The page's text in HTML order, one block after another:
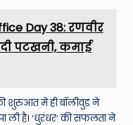
Day 38: रणवीर
पटखनी, कमाई
शुरुआत में ही बॉलीवुड ने
ली है। ‘धुरंधर’ की सफलता ने